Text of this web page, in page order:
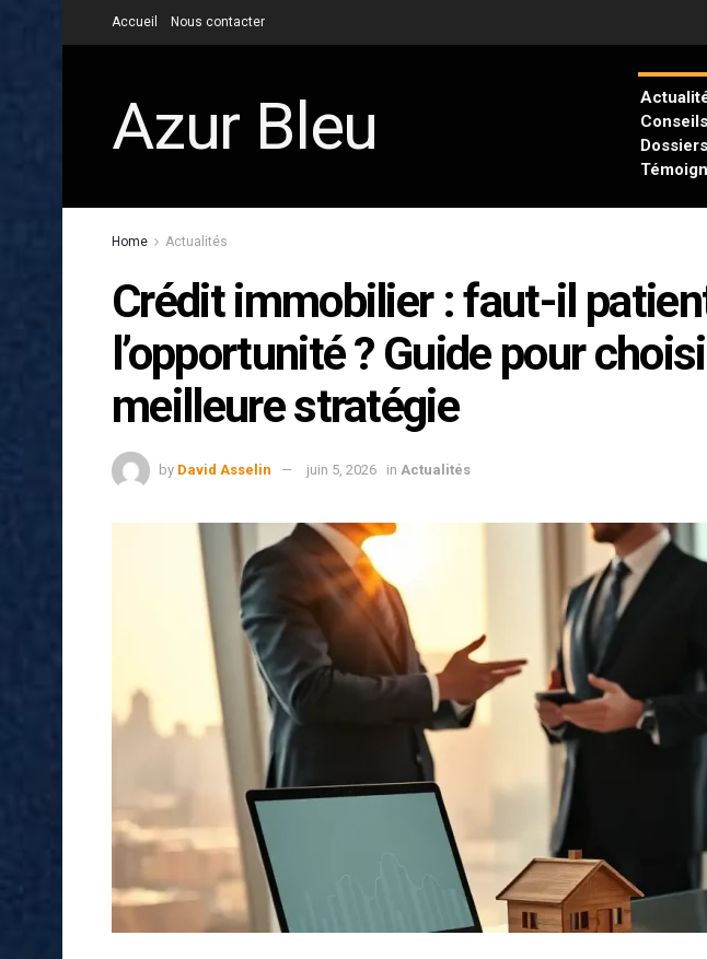
Accueil Nous contacter
Azur Bleu
Home Actualités
Crédit immobilier : faut-il
l’opportunité ? Guide pour
meilleure stratégie
by David Asselin juin 5, 2026 in Actualités